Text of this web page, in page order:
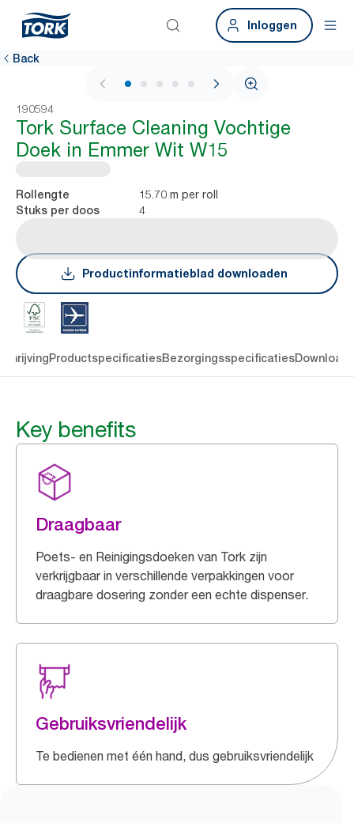
Inloggen
Back
1 / 6
190594
Tork Surface Cleaning Vochtige
Doek in Emmer Wit W15
Rollengte 15.70 m per roll
Stuks per doos 4
Productinformatieblad downloaden
ProductspecificatiesBezorgingsspecificaties
Key benefits
Draagbaar
Poets- en Reinigingsdoeken van Tork zijn
verkrijgbaar in verschillende verpakkingen voor
draagbare dosering zonder een echte dispenser.
Gebruiksvriendelijk
Te bedienen met één hand, dus gebruiksvriendelijk